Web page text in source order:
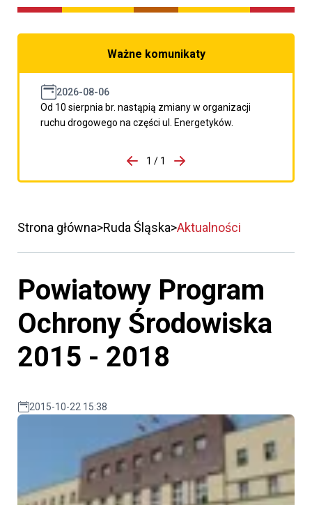
Ważne komunikaty
2026-08-06
Od 10 sierpnia br. nastąpią zmiany w organizacji
ruchu drogowego na części ul. Energetyków.
porzpedniego komunikatu
1 / 1
Przejdź do następnego
Strona główna Ruda Śląska Aktualności
Powiatowy Program
Ochrony Środowiska
2015 - 2018
2015-10-22 15:38